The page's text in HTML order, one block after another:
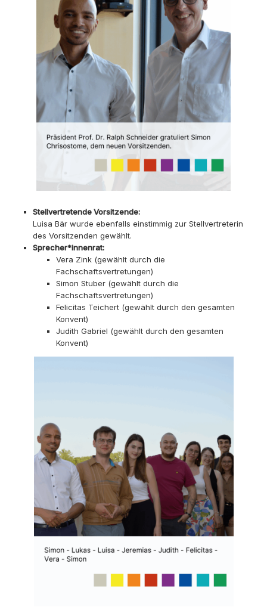
Stellvertretende Vorsitzende:
Luisa Bär wurde ebenfalls einstimmig zur Stellvertreterin
des Vorsitzenden gewählt.
Sprecher*innenrat:
Vera Zink (gewählt durch die
Fachschaftsvertretungen)
Simon Stuber (gewählt durch die
Fachschaftsvertretungen)
Felicitas Teichert (gewählt durch den gesamten
Konvent)
Judith Gabriel (gewählt durch den gesamten
Konvent)